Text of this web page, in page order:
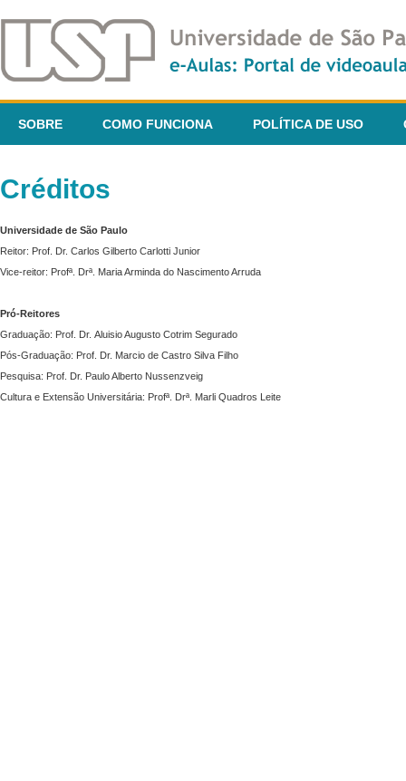
SOBRE COMO FUNCIONA POLÍTICA DE USO
Créditos
Universidade de São Paulo
Reitor: Prof. Dr. Carlos Gilberto Carlotti Junior
Vice-reitor: Profª. Drª. Maria Arminda do Nascimento Arruda
Pró-Reitores
Graduação: Prof. Dr. Aluisio Augusto Cotrim Segurado
Pós-Graduação: Prof. Dr. Marcio de Castro Silva Filho
Pesquisa: Prof. Dr. Paulo Alberto Nussenzveig
Cultura e Extensão Universitária: Profª. Drª. Marli Quadros Leite